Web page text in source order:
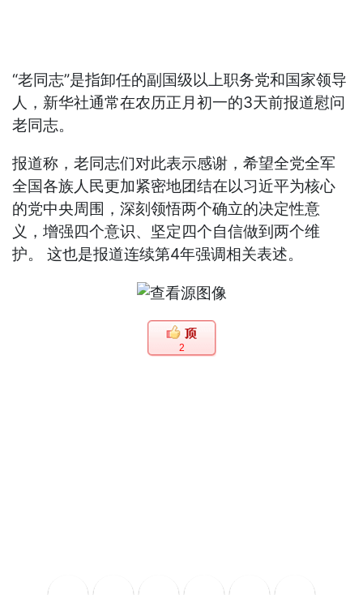
“老同志”是指卸任的副国级以上职务党和国家领导
人，新华社通常在农历正月初一的3天前报道慰问
老同志。
报道称，老同志们对此表示感谢，希望全党全军
全国各族人民更加紧密地团结在以习近平为核心
的党中央周围，深刻领悟两个确立的决定性意
义，增强四个意识、坚定四个自信做到两个维
护。 这也是报道连续第4年强调相关表述。
2